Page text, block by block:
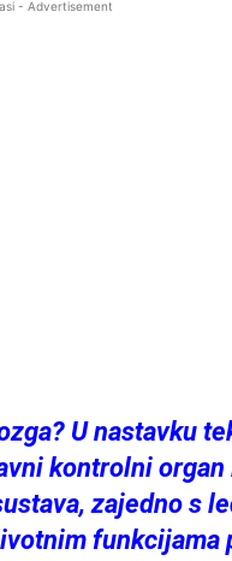
- Advertisement
U nastavku
kontrolni
zajedno s
funkcijama